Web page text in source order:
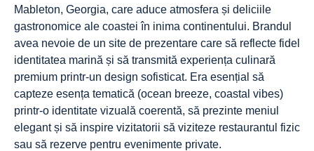
Mableton, Georgia, care aduce atmosfera și deliciile
gastronomice ale coastei în inima continentului. Brandul
avea nevoie de un site de prezentare care să reflecte fidel
identitatea marină și să transmită experiența culinară
premium printr-un design sofisticat. Era esențial să
capteze esența tematică (ocean breeze, coastal vibes)
printr-o identitate vizuală coerentă, să prezinte meniul
elegant și să inspire vizitatorii să viziteze restaurantul fizic
sau să rezerve pentru evenimente private.